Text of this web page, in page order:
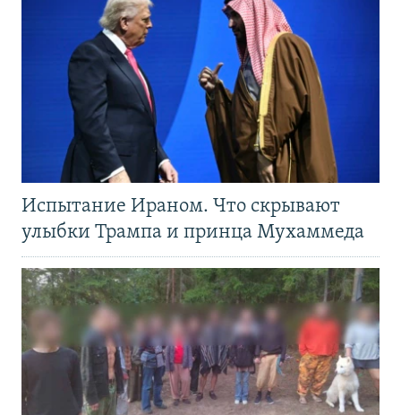
Испытание Ираном. Что скрывают
улыбки Трампа и принца Мухаммеда